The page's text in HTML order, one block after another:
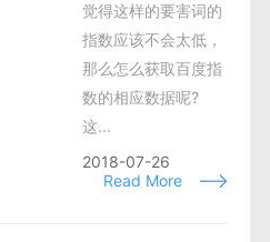
觉得这样的要害词的
指数应该不会太低，
那么怎么获取百度指
数的相应数据呢?
这...
2018-07-26
Read More